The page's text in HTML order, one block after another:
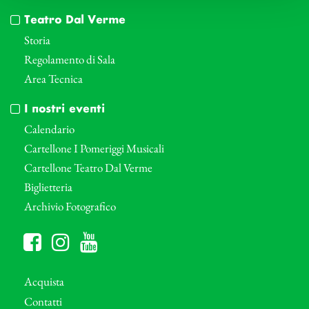
Teatro Dal Verme
Storia
Regolamento di Sala
Area Tecnica
I nostri eventi
Calendario
Cartellone I Pomeriggi Musicali
Cartellone Teatro Dal Verme
Biglietteria
Archivio Fotografico
Acquista
Contatti